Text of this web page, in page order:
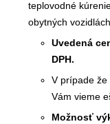
teplovodné
obytných
Uvedená
DPH.
V prípade že
Vám vieme
Možnosť